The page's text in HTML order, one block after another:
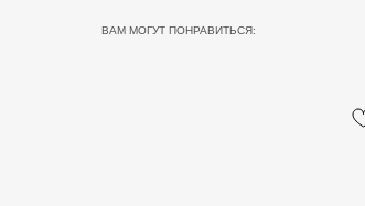
ВАМ МОГУТ ПОНРАВИТЬСЯ: